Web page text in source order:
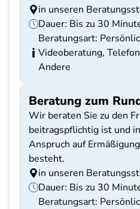
in unseren
Dauer: Bis zu 30
Beratungsart:
Videoberatung,
Andere
Beratung zum
Wir beraten Sie zu den
beitragspflichtig ist und
Anspruch auf
besteht.
in unseren
Dauer: Bis zu 30
Beratungsart: